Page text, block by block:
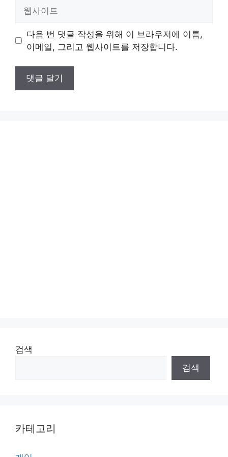
트
다음 번 댓글 작성을 위해 이 브라우저에 이름,
이메일, 그리고 웹사이트를 저장합니다.
검색
검색
카테고리